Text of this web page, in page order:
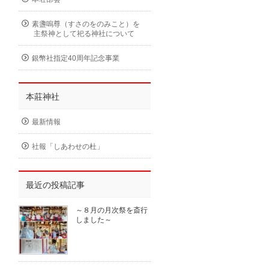
素盞嗚尊（すさのをのみこと）を
主祭神として祀る神社について
銀幣社指定40周年記念事業
本莊神社
最新情報
社報「しあわせの杜」
最近の投稿記事
～８月の月次祭を斎行
しました～